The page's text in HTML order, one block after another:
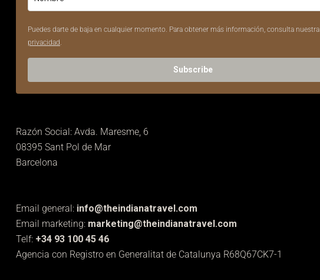
Puedes darte de baja en cualquier momento. Para obtener más información, consulta nuestra
privacidad.
Subscribe
Razón Social: Avda. Maresme, 6
08395 Sant Pol de Mar
Barcelona
Email general: info@theindianatravel.com
Email marketing: marketing@theindianatravel.com
Telf: +34 93 100 45 46
Agencia con Registro en Generalitat de Catalunya R68Q67CK7-1